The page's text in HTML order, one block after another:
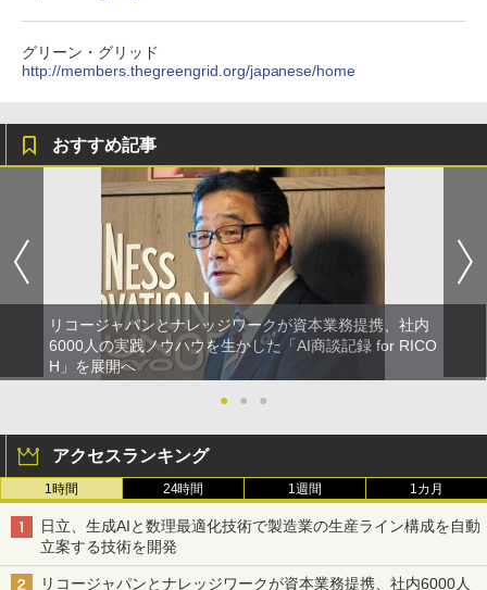
グリーン・グリッド
http://members.thegreengrid.org/japanese/home
おすすめ記事
リコージャパンとナレッジワークが資本業務提携、社内
6000人の実践ノウハウを生かした「AI商談記録 for RICO
H」を展開へ
●
● ●
アクセスランキング
1時間 24時間 1週間 1カ月
日立、生成AIと数理最適化技術で製造業の生産ライン構成を自動
立案する技術を開発
リコージャパンとナレッジワークが資本業務提携、社内6000人